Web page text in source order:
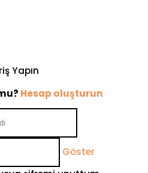
Yapın
Hesap oluşturun
Göster